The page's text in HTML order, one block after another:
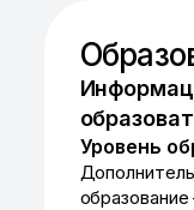
Уровень